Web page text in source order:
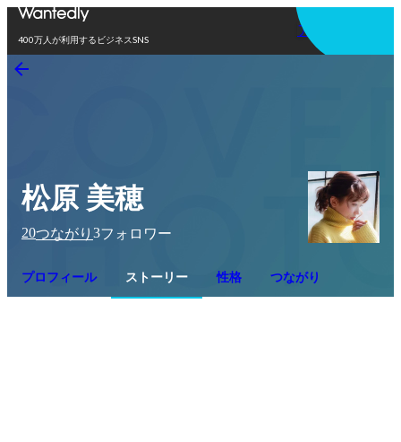
400万人が利用するビジネスSNS
アプリを使う
松原 美穂
20つながり 3フォロワー
プロフィール ストーリー 性格 つながり